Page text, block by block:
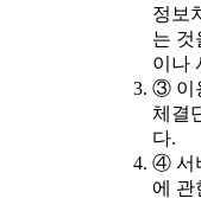
정보
는 것
이나
③ 이
체결
다.
④ 서
에 관